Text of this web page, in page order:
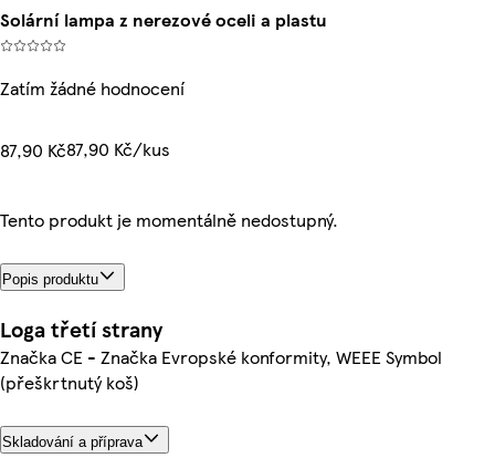
Solární lampa z nerezové oceli a plastu
Zatím žádné hodnocení
87,90 Kč87,90 Kč/kus
Tento produkt je momentálně nedostupný.
Popis produktu
Loga třetí strany
Značka CE - Značka Evropské konformity, WEEE Symbol
(přeškrtnutý koš)
Skladování a příprava